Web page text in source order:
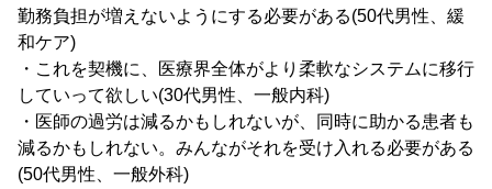
勤務負担が増えないようにする必要がある(50代男性、緩
和ケア)
・これを契機に、医療界全体がより柔軟なシステムに移行
していって欲しい(30代男性、一般内科)
・医師の過労は減るかもしれないが、同時に助かる患者も
減るかもしれない。みんながそれを受け入れる必要がある
(50代男性、一般外科)